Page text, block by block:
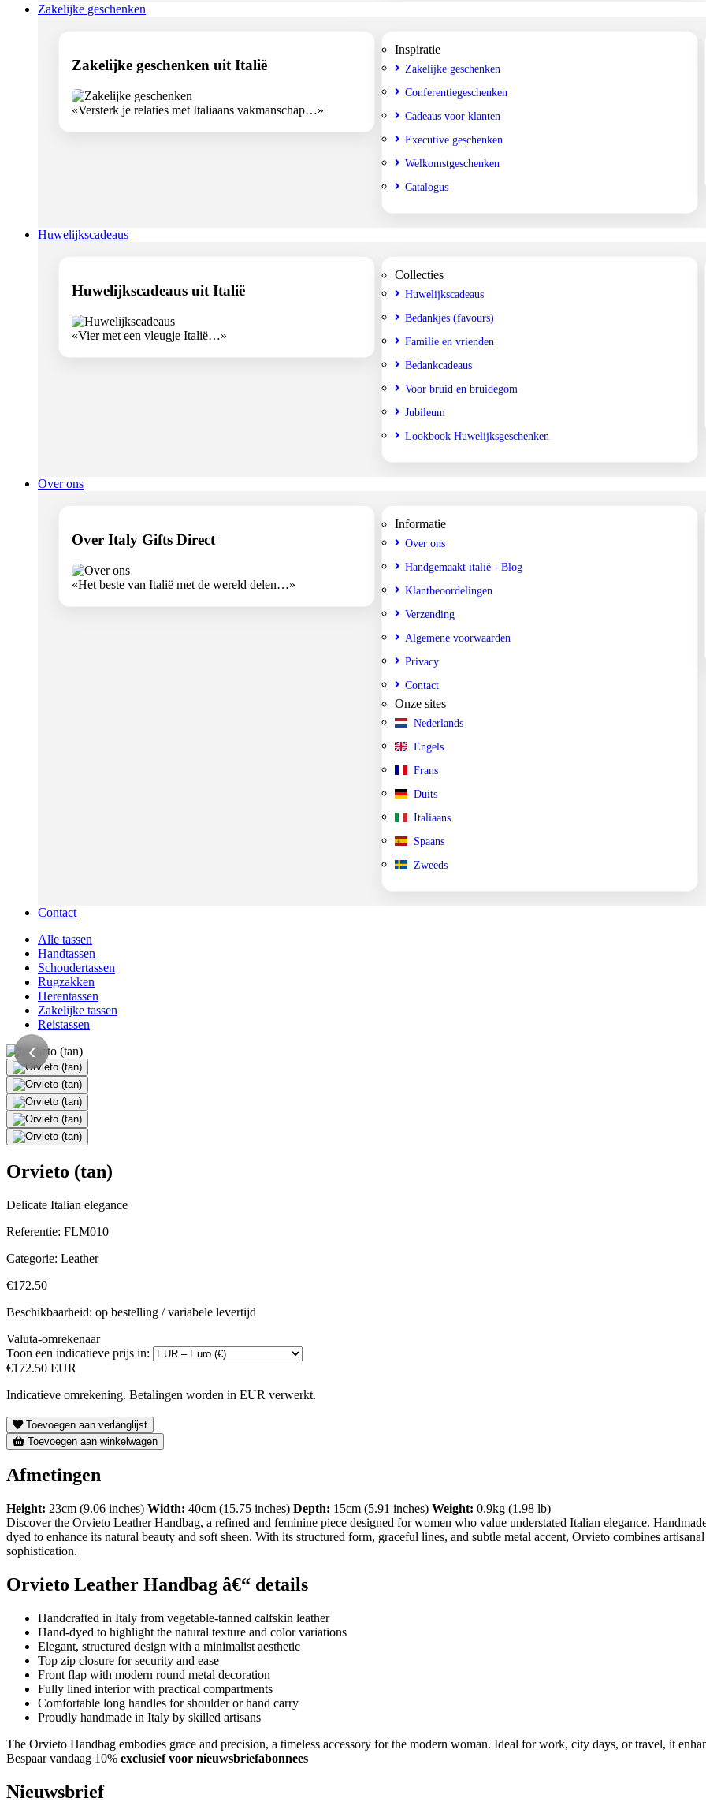
Zakelijke geschenken
Zakelijke geschenken uit Italië
«Versterk je relaties met Italiaans vakmanschap…»
Inspiratie
Zakelijke geschenken
Conferentiegeschenken
Cadeaus voor klanten
Executive geschenken
Welkomstgeschenken
Catalogus
Huwelijkscadeaus
Huwelijkscadeaus uit Italië
«Vier met een vleugje Italië…»
Collecties
Huwelijkscadeaus
Bedankjes (favours)
Familie en vrienden
Bedankcadeaus
Voor bruid en bruidegom
Jubileum
Lookbook Huwelijksgeschenken
Over ons
Over Italy Gifts Direct
«Het beste van Italië met de wereld delen…»
Informatie
Over ons
Handgemaakt italië - Blog
Klantbeoordelingen
Verzending
Algemene voorwaarden
Privacy
Contact
Onze sites
Nederlands
Engels
Frans
Duits
Italiaans
Spaans
Zweeds
Contact
Alle tassen
Handtassen
Schoudertassen
Rugzakken
Herentassen
Zakelijke tassen
Reistassen
‹
Orvieto (tan)
Delicate Italian elegance
Referentie: FLM010
Categorie: Leather
€172.50
Beschikbaarheid: op bestelling / variabele levertijd
Valuta-omrekenaar
Toon een indicatieve prijs in:
€172.50 EUR
Indicatieve omrekening. Betalingen worden in EUR verwerkt.
Toevoegen aan verlanglijst
Toevoegen aan winkelwagen
Afmetingen
Height: 23cm (9.06 inches) Width: 40cm (15.75 inches) Depth: 15cm (5.91 inches) Weight: 0.9kg (1.98 lb)
Discover the Orvieto Leather Handbag, a refined and feminine piece designed for women who value understated Italian elegance.
dyed to enhance its natural beauty and soft sheen. With its structured form, graceful lines, and subtle metal accent, Orvieto combines
sophistication.
Orvieto Leather Handbag â€“ details
Handcrafted in Italy from vegetable-tanned calfskin leather
Hand-dyed to highlight the natural texture and color variations
Elegant, structured design with a minimalist aesthetic
Top zip closure for security and ease
Front flap with modern round metal decoration
Fully lined interior with practical compartments
Comfortable long handles for shoulder or hand carry
Proudly handmade in Italy by skilled artisans
The Orvieto Handbag embodies grace and precision, a timeless accessory for the modern woman. Ideal for work, city days, or travel, it
Bespaar vandaag 10% exclusief voor nieuwsbriefabonnees
Nieuwsbrief